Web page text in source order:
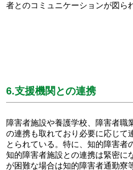
者とのコミュニケーションが図ら
6.支援機関との連携
障害者施設や養護学校、障害者職
の連携も取れており必要に応じて
とられている。特に、知的障害者
知的障害者施設との連携は緊密に
が困難な場合は知的障害者通勤寮